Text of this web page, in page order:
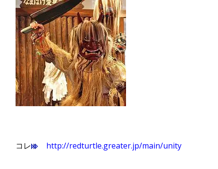
コレ http://redturtle.greater.jp/main/unity